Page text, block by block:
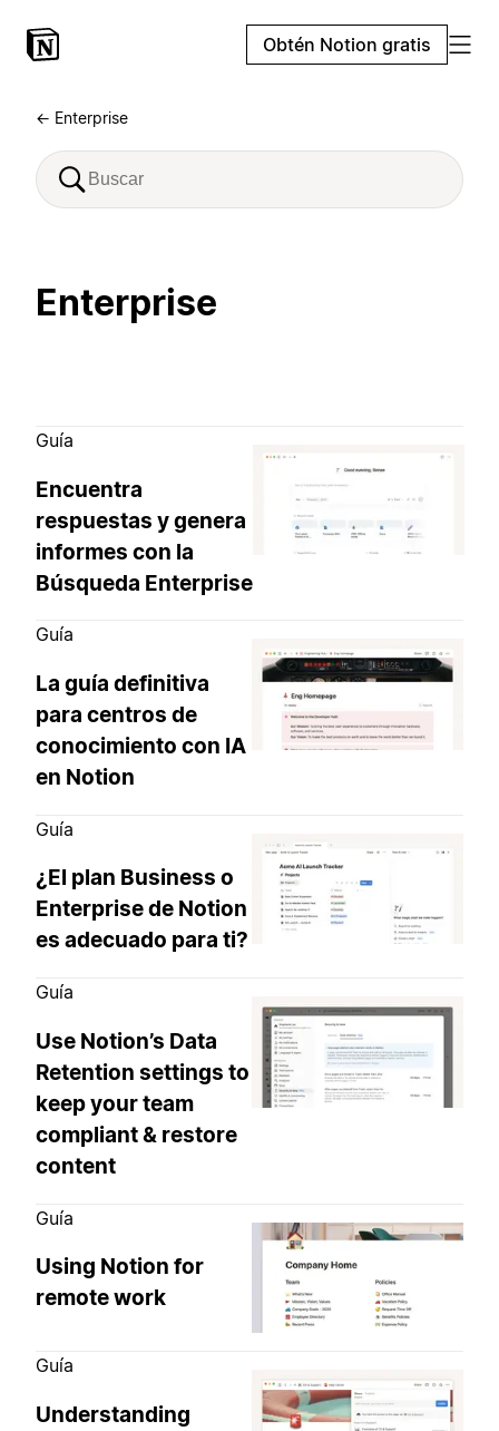
Obtén Notion gratis
← Enterprise
Enterprise
Guía
Encuentra
respuestas y genera
informes con la
Búsqueda Enterprise
Guía
La guía definitiva
para centros de
conocimiento con IA
en Notion
Guía
¿El plan Business o
Enterprise de Notion
es adecuado para ti?
Guía
Use Notion’s Data
Retention settings to
keep your team
compliant & restore
content
Guía
Using Notion for
remote work
Guía
Understanding